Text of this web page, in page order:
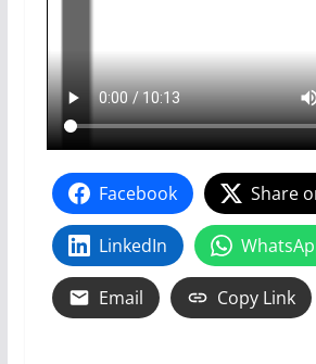
Facebook Share
LinkedIn
Email Copy Link